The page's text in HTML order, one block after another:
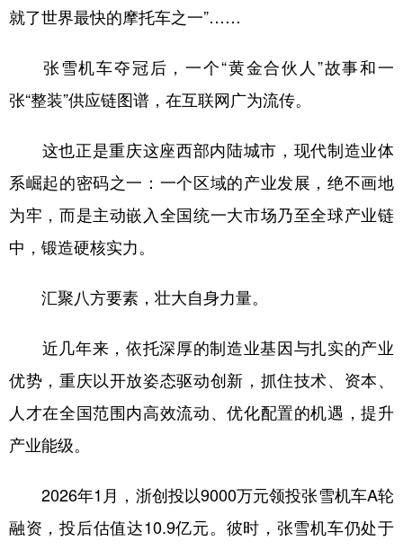
就了世界最快的摩托车之一”……
张雪机车夺冠后，一个“黄金合伙人”故事和一
张“整装”供应链图谱，在互联网广为流传。
这也正是重庆这座西部内陆城市，现代制造业体
系崛起的密码之一：一个区域的产业发展，绝不画地
为牢，而是主动嵌入全国统一大市场乃至全球产业链
中，锻造硬核实力。
汇聚八方要素，壮大自身力量。
近几年来，依托深厚的制造业基因与扎实的产业
优势，重庆以开放姿态驱动创新，抓住技术、资本、
人才在全国范围内高效流动、优化配置的机遇，提升
产业能级。
2026年1月，浙创投以9000万元领投张雪机车A轮
融资，投后估值达10.9亿元。彼时，张雪机车仍处于